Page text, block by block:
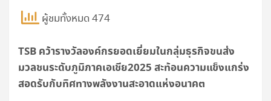
ผู้ชมทั้งหมด 474
TSB คว้ารางวัลองค์กรยอดเยี่ยมในกลุ่มธุรกิจขนส่ง
มวลชนระดับภูมิภาคเอเชีย2025 สะท้อนความแข็งแกร่ง
สอดรับกับทิศทางพลังงานสะอาดแห่งอนาคต